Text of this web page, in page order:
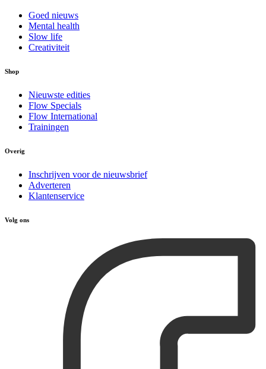
Goed nieuws
Mental health
Slow life
Creativiteit
Shop
Nieuwste edities
Flow Specials
Flow International
Trainingen
Overig
Inschrijven voor de nieuwsbrief
Adverteren
Klantenservice
Volg ons